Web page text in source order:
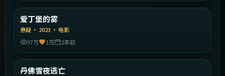
精选
爱丁堡的雾
悬疑 · 2023 · 电影
37万
1万 2年前
精选
丹佛雪夜逃亡